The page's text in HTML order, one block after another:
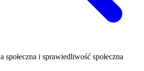
społeczna i sprawiedliwość społeczna